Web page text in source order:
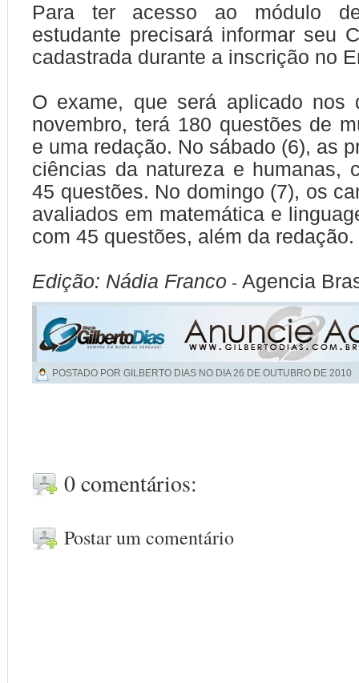
Para teracesso ao módulo
estudante precisará informar seu
cadastrada durante a inscrição no
O exame, que será aplicado
novembro, terá 180 questões de
e uma redação. No sábado (6), as
ciências da natureza e humanas,
45 questões. No domingo (7), os
avaliados em matemática e
com 45 questões, além da redação.
Edição: Nádia Franco - Agencia
POSTADO POR GILBERTO DIAS NO DIA 26 DE OUTUBRO DE 2010
0 comentários:
Postar um comentário